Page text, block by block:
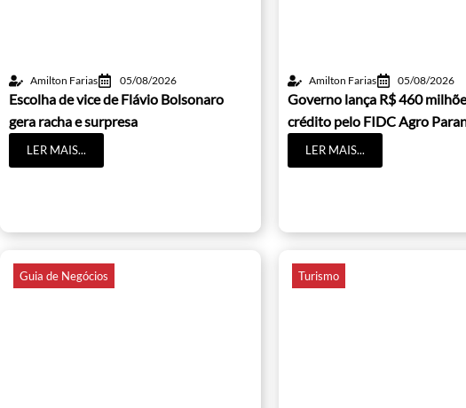
Amilton Farias 05/08/2026
Escolha de vice de Flávio Bolsonaro
gera racha e surpresa
LER MAIS...
Amilton Farias 05/08/2026
Governo lança R$ 460
crédito pelo FIDC Agro
LER MAIS...
Guia de Negócios Turismo